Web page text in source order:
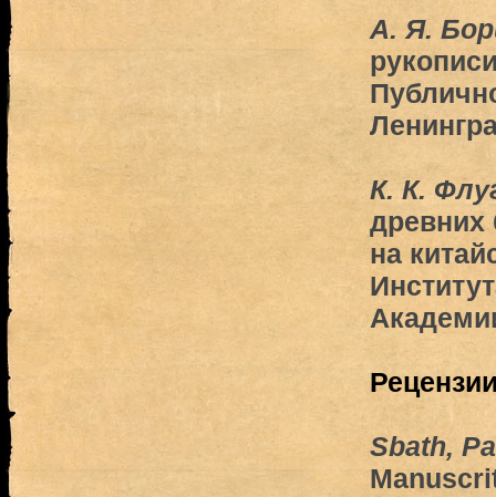
А. Я.
К. К.
древних
на
Sbath,